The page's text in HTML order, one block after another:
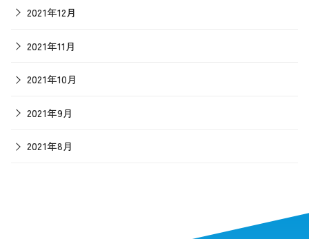
2021年12月
2021年11月
2021年10月
2021年9月
2021年8月